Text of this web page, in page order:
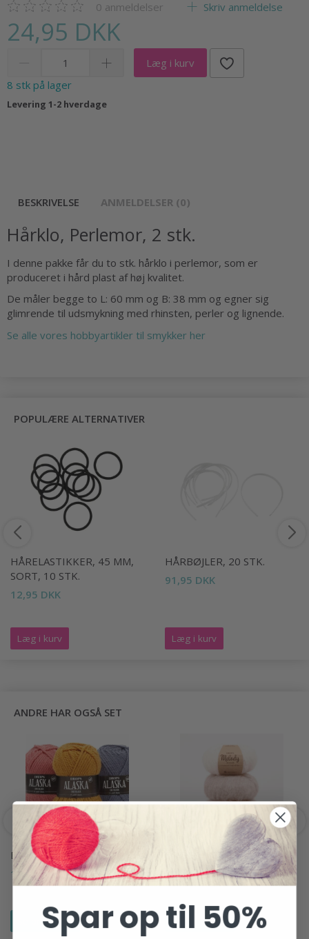
0 anmeldelser Skriv anmeldelse
24,95 DKK
Læg i kurv
8 stk på lager
Levering 1-2 hverdage
BESKRIVELSE ANMELDELSER (0)
Hårklo, Perlemor, 2 stk.
I denne pakke får du to stk. hårklo i perlemor, som er
produceret i hård plast af høj kvalitet.
De måler begge to L: 60 mm og B: 38 mm og egner sig
glimrende til udsmykning med rhinsten, perler og lignende.
Se alle vores hobbyartikler til smykker her
POPULÆRE ALTERNATIVER
HÅRELASTIKKER, 45 MM,
SORT, 10 STK.
12,95 DKK
Læg i kurv
HÅRBØJLER, 20 STK.
91,95 DKK
Læg i kurv
ANDRE HAR OGSÅ SET
DROPS ALASKA
14,95 DKK
Se produktet
DROPS MELODY
30,95 DKK
Se produktet
Spar op til 50%